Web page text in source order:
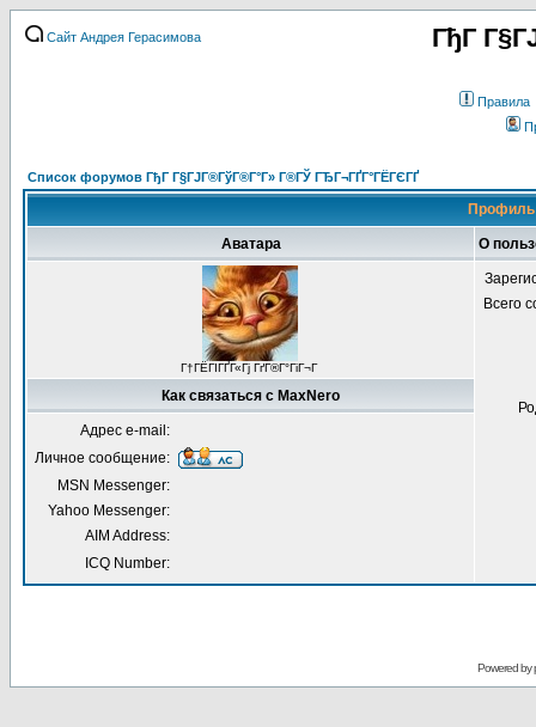
Сайт Андрея Герасимова ГђГ
Правила
Список форумов ГђГ Г§ГЈГ®ГўГ®Г°Г» Г®ГЎ ГЂГ¬ГҐГ°ГЁГЄГҐ
Профиль
Аватара О
Г†ГЁГІГҐГ«Гј ГґГ®Г°ГіГ¬Г
Всего
Как связаться с MaxNero
Адрес e-mail:
Личное сообщение:
MSN Messenger:
Yahoo Messenger:
AIM Address:
ICQ Number:
Powered by